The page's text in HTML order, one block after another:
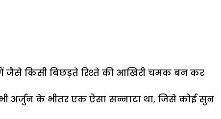
जैसे किसी बिछड़ते रिश्ते की आखिरी चमक बन कर
अर्जुन के भीतर एक ऐसा सन्नाटा था, जिसे कोई सुन